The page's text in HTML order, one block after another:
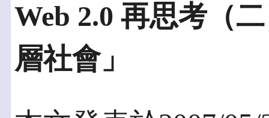
Web 2.0 再思考（
層社會」